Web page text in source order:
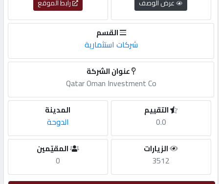
English
أضف
طلب
رابط الموقع عرض الوصف
القسم
شركات استثمارية
عنوان الشركة
Qatar Oman Investment Co
المدينة
الدوحة
التقييم
0.0
المقيّمين
0
الزيارات
3512